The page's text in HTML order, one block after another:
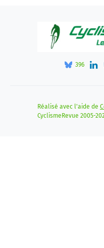
396
Réalisé avec l'aide de
CyclismeRevue 2005-